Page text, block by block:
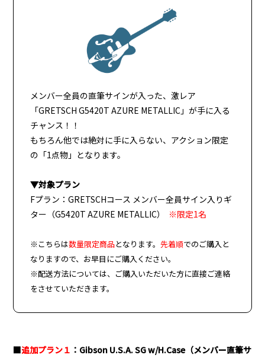
メンバー全員の直筆サインが入った、激レア
「GRETSCH G5420T AZURE METALLIC」が手に入る
チャンス！！
もちろん他では絶対に手に入らない、アクション限定
の「1点物」となります。
▼対象プラン
Fプラン：GRETSCHコース メンバー全員サイン入りギ
ター（G5420T AZURE METALLIC） ※限定1名
※こちらは数量限定商品となります。先着順でのご購入と
なりますので、お早目にご購入ください。
※配送方法については、ご購入いただいた方に直接ご連絡
をさせていただきます。
■追加プラン１ ：Gibson U.S.A. SG w/H.Case（メンバー直筆サ